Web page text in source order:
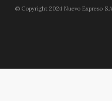
© Copyright 2024 Nuevo Expreso